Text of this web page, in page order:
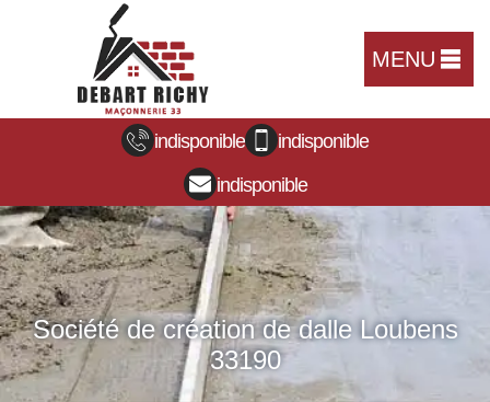
MENU
indisponible
indisponible
indisponible
Société de création de dalle Loubens
33190